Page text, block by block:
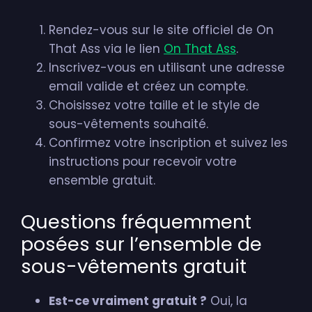
Rendez-vous sur le site officiel de On
That Ass via le lien On That Ass.
Inscrivez-vous en utilisant une adresse
email valide et créez un compte.
Choisissez votre taille et le style de
sous-vêtements souhaité.
Confirmez votre inscription et suivez les
instructions pour recevoir votre
ensemble gratuit.
Questions fréquemment
posées sur l’ensemble de
sous-vêtements gratuit
Est-ce vraiment gratuit ? Oui, la